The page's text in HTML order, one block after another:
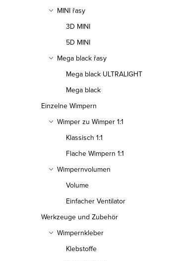
MINI řasy
3D MINI
5D MINI
Mega black řasy
Mega black ULTRALIGHT
Mega black
Einzelne Wimpern
Wimper zu Wimper 1:1
Klassisch 1:1
Flache Wimpern 1:1
Wimpernvolumen
Volume
Einfacher Ventilator
Werkzeuge und Zubehör
Wimpernkleber
Klebstoffe